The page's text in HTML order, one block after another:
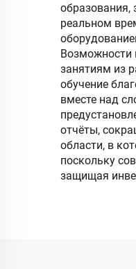
реальном
Возможности
занятиям из
обучение
вместе над
отчёты,
области, в
поскольку
защищая